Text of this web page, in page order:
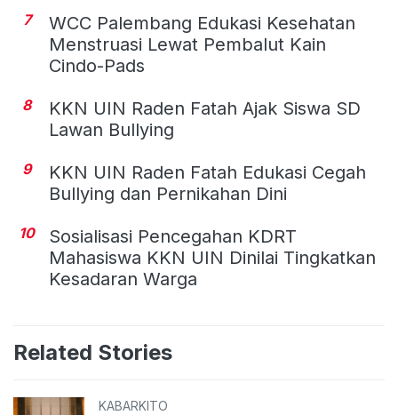
7
WCC Palembang Edukasi Kesehatan
Menstruasi Lewat Pembalut Kain
Cindo-Pads
8
KKN UIN Raden Fatah Ajak Siswa SD
Lawan Bullying
9
KKN UIN Raden Fatah Edukasi Cegah
Bullying dan Pernikahan Dini
10
Sosialisasi Pencegahan KDRT
Mahasiswa KKN UIN Dinilai Tingkatkan
Kesadaran Warga
Related Stories
KABARKITO